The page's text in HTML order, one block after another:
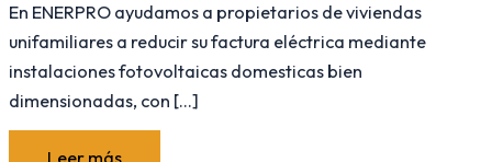
En ENERPRO ayudamos a propietarios de viviendas
unifamiliares a reducir su factura eléctrica mediante
instalaciones fotovoltaicas domesticas bien
dimensionadas, con […]
Leer más